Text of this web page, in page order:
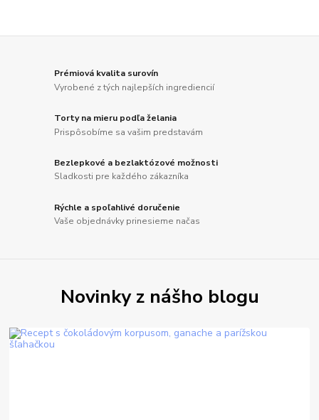
Prémiová kvalita surovín
Vyrobené z tých najlepších ingrediencií
Torty na mieru podľa želania
Prispôsobíme sa vašim predstavám
Bezlepkové a bezlaktózové možnosti
Sladkosti pre každého zákazníka
Rýchle a spoľahlivé doručenie
Vaše objednávky prinesieme načas
Novinky z nášho blogu